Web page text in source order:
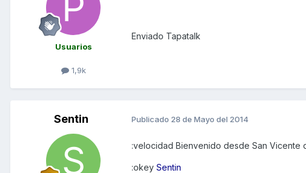
Usuarios
1,9k
Enviado Tapatalk
Sentin Publicado 28 de Mayo del 2014
:velocidad Bienvenido desde San Vicente
:okey Sentin